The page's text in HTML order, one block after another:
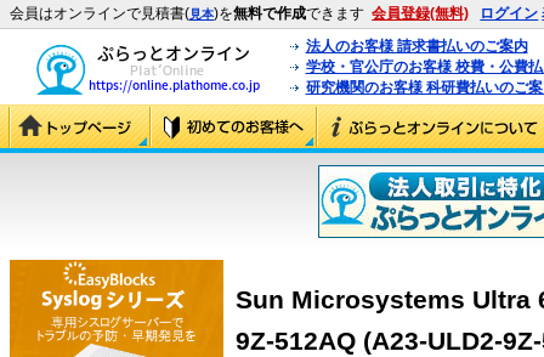
会員はオンラインで見積書(見本)を無料で作成できます 会員登録(無料) ログイン
法人のお客様 請求書払いのご案内
学校・官公庁のお客様 校費・公費
研究機関のお客様 科研費払いのご
Sun Microsystems Ultra
9Z-512AQ (A23-ULD2-